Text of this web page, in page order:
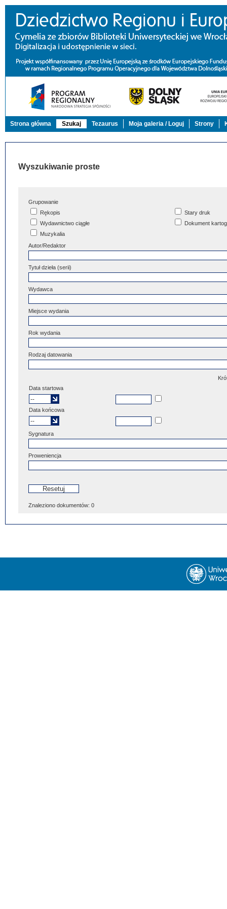
Strona główna Szukaj Tezaurus Moja galeria / Loguj Strony
Wyszukiwanie proste
Grupowanie
Rękopis
Stary druk
Wydawnictwo ciągłe
Dokument
Muzykalia
Autor/Redaktor
Tytuł dzieła (serii)
Wydawca
Miejsce wydania
Rok wydania
Rodzaj datowania
Data startowa
Data końcowa
Sygnatura
Proweniencja
Znaleziono dokumentów: 0